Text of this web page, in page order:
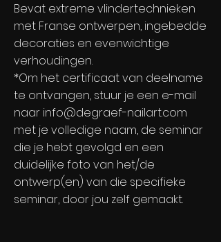
Bevat extreme vlindertechnieken
met Franse ontwerpen, ingebedde
decoraties en evenwichtige
verhoudingen.
*Om het certificaat van deelname
te ontvangen, stuur je een e-mail
naar info@degraef-nailart.com
met je volledige naam, de seminar
die je hebt gevolgd en een
duidelijke foto van het/de
ontwerp(en) van die specifieke
seminar, door jou zelf gemaakt.